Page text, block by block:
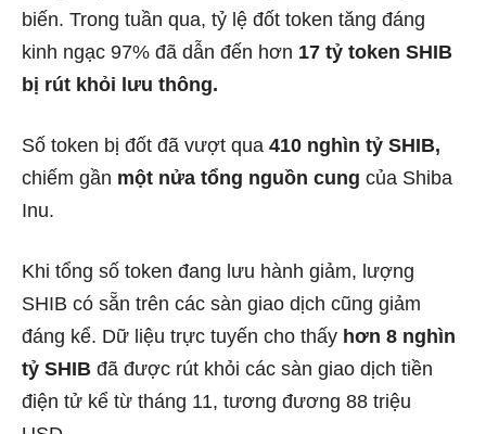
biến. Trong tuần qua, tỷ lệ đốt token tăng đáng
kinh ngạc 97% đã dẫn đến hơn 17 tỷ token SHIB
bị rút khỏi lưu thông.
Số token bị đốt đã vượt qua 410 nghìn tỷ SHIB,
chiếm gần một nửa tổng nguồn cung của Shiba
Inu.
Khi tổng số token đang lưu hành giảm, lượng
SHIB có sẵn trên các sàn giao dịch cũng giảm
đáng kể. Dữ liệu trực tuyến cho thấy hơn 8 nghìn
tỷ SHIB đã được rút khỏi các sàn giao dịch tiền
điện tử kể từ tháng 11, tương đương 88 triệu